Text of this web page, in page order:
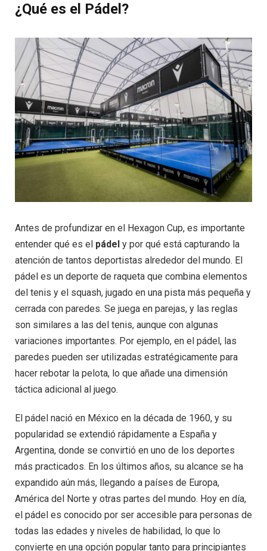
¿Qué es el Pádel?
Antes de profundizar en el Hexagon Cup, es importante
entender qué es el pádel y por qué está capturando la
atención de tantos deportistas alrededor del mundo. El
pádel es un deporte de raqueta que combina elementos
del tenis y el squash, jugado en una pista más pequeña y
cerrada con paredes. Se juega en parejas, y las reglas
son similares a las del tenis, aunque con algunas
variaciones importantes. Por ejemplo, en el pádel, las
paredes pueden ser utilizadas estratégicamente para
hacer rebotar la pelota, lo que añade una dimensión
táctica adicional al juego.
El pádel nació en México en la década de 1960, y su
popularidad se extendió rápidamente a España y
Argentina, donde se convirtió en uno de los deportes
más practicados. En los últimos años, su alcance se ha
expandido aún más, llegando a países de Europa,
América del Norte y otras partes del mundo. Hoy en día,
el pádel es conocido por ser accesible para personas de
todas las edades y niveles de habilidad, lo que lo
convierte en una opción popular tanto para principiantes